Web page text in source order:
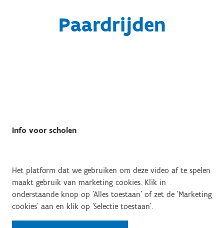
Paardrijden
Info voor scholen
Het platform dat we gebruiken om deze video af te spelen
maakt gebruik van marketing cookies. Klik in
onderstaande knop op 'Alles toestaan' of zet de 'Marketing
cookies' aan en klik op 'Selectie toestaan'.